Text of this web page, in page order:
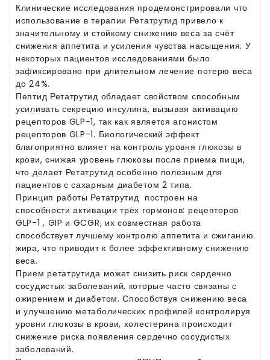
Клинические исследования продемонстрировали что
использование в терапии Ретатрутид привело к
значительному и стойкому снижению веса за счёт
снижения аппетита и усиления чувства насыщения. У
некоторых пациентов исследованиями было
зафиксировано при длительном лечение потерю веса
до 24%.
Пептид Ретатрутид обладает свойством способным
усиливать секрецию инсулина, вызывая активацию
рецепторов GLP-1, так как является агонистом
рецепторов GLP-1. Биологический эффект
благоприятно влияет на контроль уровня глюкозы в
крови, снижая уровень глюкозы после приема пищи,
что делает Ретатрутид особенно полезным для
пациентов с сахарным диабетом 2 типа.
Принцип работы Ретатрутид построен на
способности активации трёх гормонов: рецепторов
GLP-1 , GIP и GCGR, их совместная работа
способствует лучшему контролю аппетита и сжиганию
жира, что приводит к более эффективному снижению
веса.
Прием ретатрутида может снизить риск сердечно
сосудистых заболеваний, которые часто связаны с
ожирением и диабетом. Способствуя снижению веса
и улучшению метаболических профилей контролируя
уровни глюкозы в крови, холестерина происходит
снижение риска появления сердечно сосудистых
заболеваний.